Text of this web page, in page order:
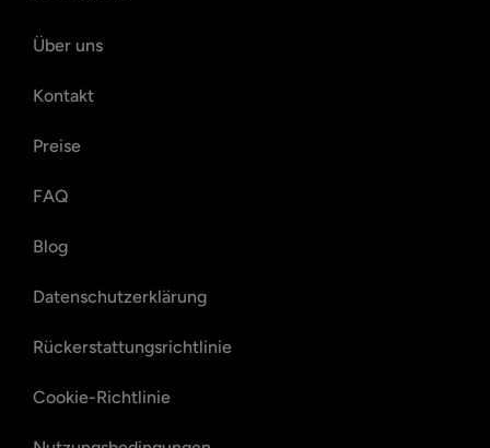
Über uns
Kontakt
Preise
FAQ
Blog
Datenschutzerklärung
Rückerstattungsrichtlinie
Cookie-Richtlinie